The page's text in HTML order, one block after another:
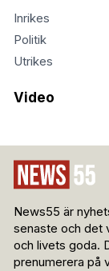
Inrikes
Politik
Utrikes
Video
News55 är
senaste och det
och livets goda.
prenumerera på